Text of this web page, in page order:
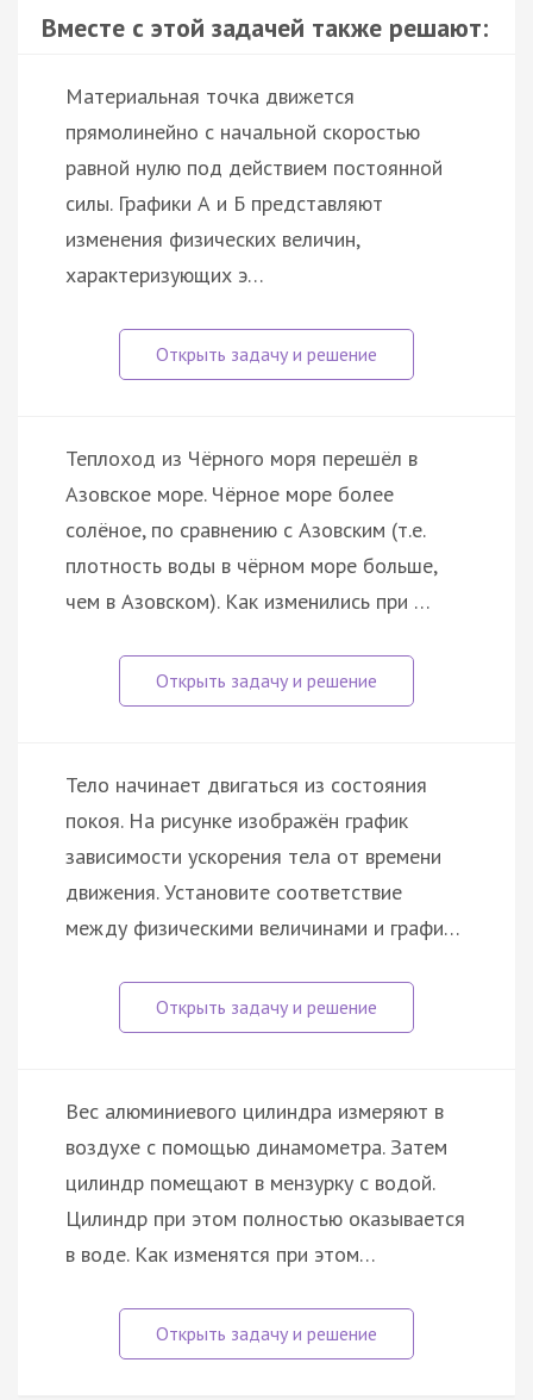
Вместе с этой задачей также решают:
Материальная точка движется
прямолинейно с начальной скоростью
равной нулю под действием постоянной
силы. Графики А и Б представляют
изменения физических величин,
характеризующих э…
Теплоход из Чёрного моря перешёл в
Азовское море. Чёрное море более
солёное, по сравнению с Азовским (т.е.
плотность воды в чёрном море больше,
чем в Азовском). Как изменились при …
Тело начинает двигаться из состояния
покоя. На рисунке изображён график
зависимости ускорения тела от времени
движения. Установите соответствие
между физическими величинами и графи…
Вес алюминиевого цилиндра измеряют в
воздухе с помощью динамометра. Затем
цилиндр помещают в мензурку с водой.
Цилиндр при этом полностью оказывается
в воде. Как изменятся при этом…